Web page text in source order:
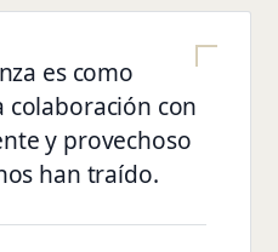
es como
con
y provechoso
han traído.